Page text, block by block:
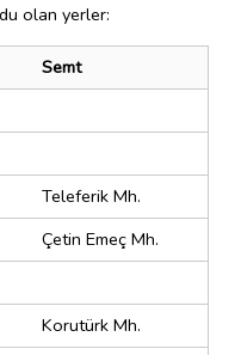
olan yerler:
Semt
Teleferik Mh.
Çetin Emeç Mh.
Korutürk Mh.